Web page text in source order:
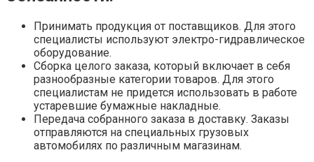
Принимать продукция от поставщиков. Для этого
специалисты используют электро-гидравлическое
оборудование.
Сборка целого заказа, который включает в себя
разнообразные категории товаров. Для этого
специалистам не придется использовать в работе
устаревшие бумажные накладные.
Передача собранного заказа в доставку. Заказы
отправляются на специальных грузовых
автомобилях по различным магазинам.